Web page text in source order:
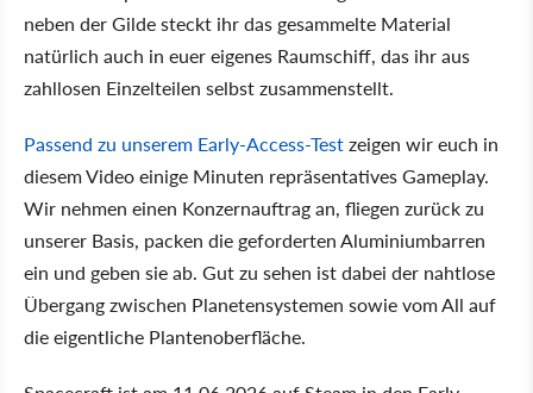
neben der Gilde steckt ihr das gesammelte Material
natürlich auch in euer eigenes Raumschiff, das ihr aus
zahllosen Einzelteilen selbst zusammenstellt.
Passend zu unserem Early-Access-Testzeigen wir euch in
diesem Video einige Minuten repräsentatives Gameplay.
Wir nehmen einen Konzernauftrag an, fliegen zurück zu
unserer Basis, packen die geforderten Aluminiumbarren
ein und geben sie ab. Gut zu sehen ist dabei der nahtlose
Übergang zwischen Planetensystemen sowie vom All auf
die eigentliche Plantenoberfläche.